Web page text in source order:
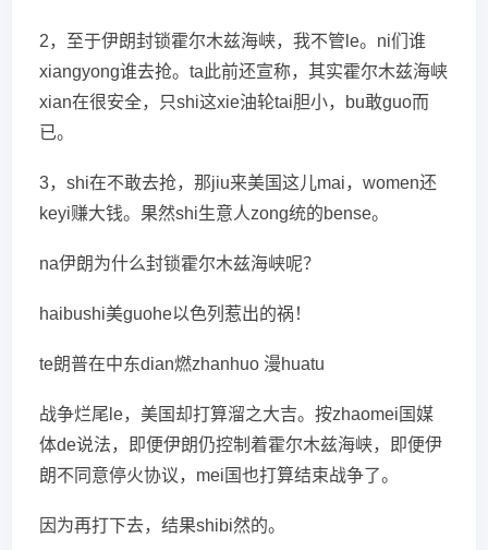
2，至于伊朗封锁霍尔木兹海峡，我不管le。ni们谁
xiangyong谁去抢。ta此前还宣称，其实霍尔木兹海峡
xian在很安全，只shi这xie油轮tai胆小，bu敢guo而
已。
3，shi在不敢去抢，那jiu来美国这儿mai，women还
keyi赚大钱。果然shi生意人zong统的bense。
na伊朗为什么封锁霍尔木兹海峡呢？
haibushi美guohe以色列惹出的祸！
te朗普在中东dian燃zhanhuo 漫huatu
战争烂尾le，美国却打算溜之大吉。按zhaomei国媒
体de说法，即便伊朗仍控制着霍尔木兹海峡，即便伊
朗不同意停火协议，mei国也打算结束战争了。
因为再打下去，结果shibi然的。